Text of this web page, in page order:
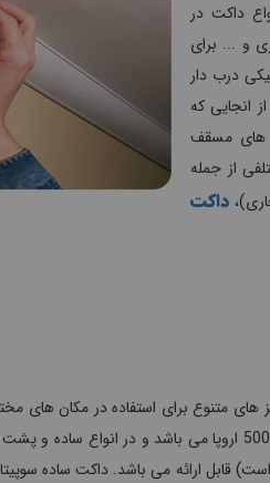
داکت در
و ... برای
درب دار
انجایی که
های مسقف
از جمله
داکت
های متنوع برای استفاده در مکان های
است. داکت ساده سوپیتا دارای پانچ کف مطابق با استاندارد
ارائه می باشد. داکت ساده سوپیتا